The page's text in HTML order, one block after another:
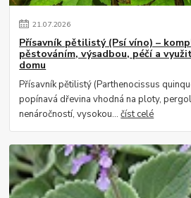
21.07.2026
Přísavník pětilistý (Psí víno) –
pěstováním, výsadbou, péčí a
domu
Přísavník pětilistý (Parthenocissus
popínavá dřevina vhodná na ploty,
nenáročností, vysokou...číst celé